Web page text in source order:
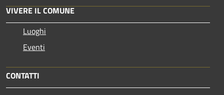
VIVERE IL COMUNE
Luoghi
Eventi
CONTATTI